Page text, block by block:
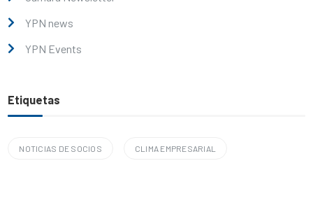
YPN news
YPN Events
Etiquetas
NOTICIAS DE SOCIOS CLIMA EMPRESARIAL